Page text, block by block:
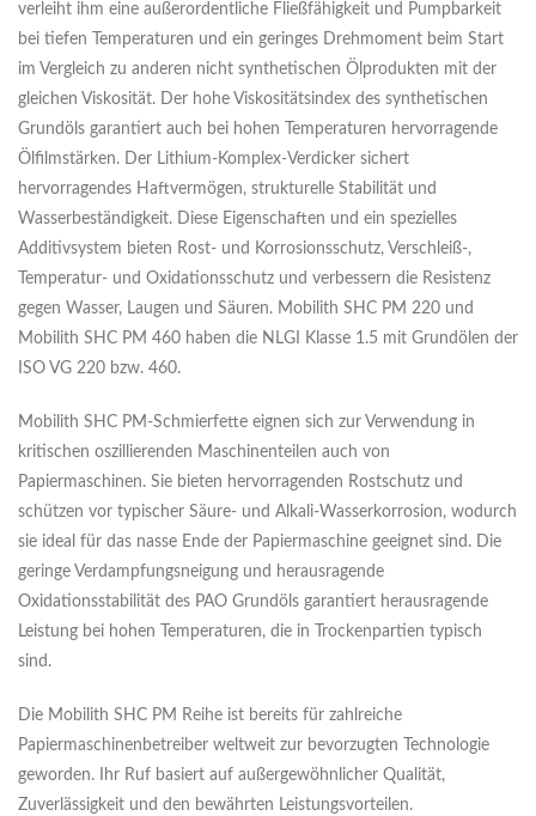
verleiht ihm eine außerordentliche Fließfähigkeit und Pumpbarkeit
bei tiefen Temperaturen und ein geringes Drehmoment beim Start
im Vergleich zu anderen nicht synthetischen Ölprodukten mit der
gleichen Viskosität. Der hohe Viskositätsindex des synthetischen
Grundöls garantiert auch bei hohen Temperaturen hervorragende
Ölfilmstärken. Der Lithium-Komplex-Verdicker sichert
hervorragendes Haftvermögen, strukturelle Stabilität und
Wasserbeständigkeit. Diese Eigenschaften und ein spezielles
Additivsystem bieten Rost- und Korrosionsschutz, Verschleiß-,
Temperatur- und Oxidationsschutz und verbessern die Resistenz
gegen Wasser, Laugen und Säuren. Mobilith SHC PM 220 und
Mobilith SHC PM 460 haben die NLGI Klasse 1.5 mit Grundölen der
ISO VG 220 bzw. 460.
Mobilith SHC PM-Schmierfette eignen sich zur Verwendung in
kritischen oszillierenden Maschinenteilen auch von
Papiermaschinen. Sie bieten hervorragenden Rostschutz und
schützen vor typischer Säure- und Alkali-Wasserkorrosion, wodurch
sie ideal für das nasse Ende der Papiermaschine geeignet sind. Die
geringe Verdampfungsneigung und herausragende
Oxidationsstabilität des PAO Grundöls garantiert herausragende
Leistung bei hohen Temperaturen, die in Trockenpartien typisch
sind.
Die Mobilith SHC PM Reihe ist bereits für zahlreiche
Papiermaschinenbetreiber weltweit zur bevorzugten Technologie
geworden. Ihr Ruf basiert auf außergewöhnlicher Qualität,
Zuverlässigkeit und den bewährten Leistungsvorteilen.